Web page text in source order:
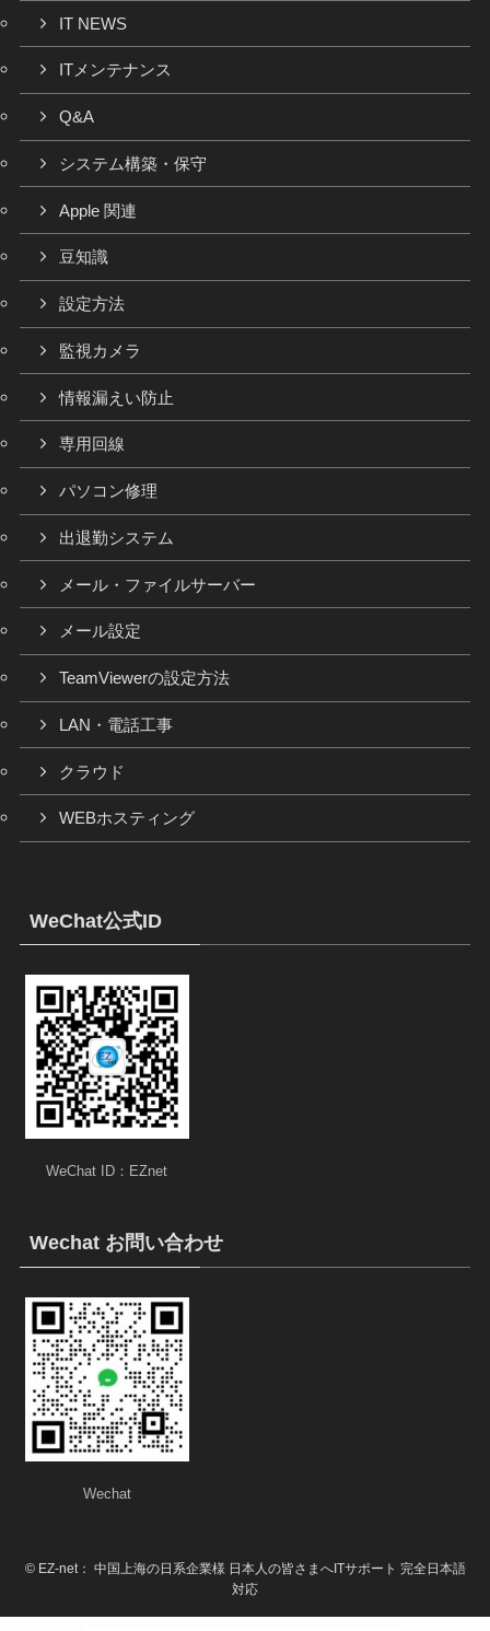
IT NEWS
ITメンテナンス
Q&A
システム構築・保守
Apple 関連
豆知識
設定方法
監視カメラ
情報漏えい防止
専用回線
パソコン修理
出退勤システム
メール・ファイルサーバー
メール設定
TeamViewerの設定方法
LAN・電話工事
クラウド
WEBホスティング
WeChat公式ID
WeChat ID：EZnet
Wechat お問い合わせ
Wechat
©EZ-net： 中国上海の日系企業様 日本人の皆さまへITサポート 完全日本語
対応